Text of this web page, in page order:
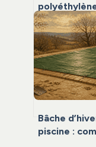
grammages
choisir la
protection
adaptée à
besoins
Bâche
piscine :